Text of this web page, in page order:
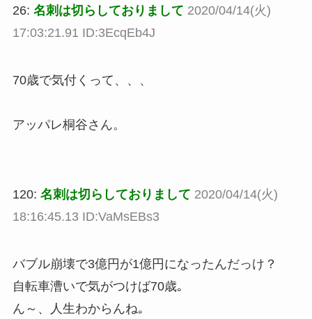
26: 名刺は切らしておりまして 2020/04/14(火)
17:03:21.91 ID:3EcqEb4J
70歳で気付くって、、、
アッパレ桐谷さん。
120: 名刺は切らしておりまして 2020/04/14(火)
18:16:45.13 ID:VaMsEBs3
バブル崩壊で3億円が1億円になったんだっけ？
自転車漕いで気がつけば70歳｡
ん～、人生わからんね｡